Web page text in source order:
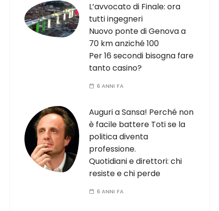
L’avvocato di Finale: ora
tutti ingegneri
Nuovo ponte di Genova a
70 km anziché 100
Per 16 secondi bisogna fare
tanto casino?
6 ANNI FA
Auguri a Sansa! Perché non
è facile battere Toti se la
politica diventa
professione.
Quotidiani e direttori: chi
resiste e chi perde
6 ANNI FA